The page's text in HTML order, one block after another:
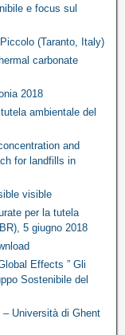
e focus sul
(Taranto, Italy)
carbonate
2018
ambientale del
and
for landfills in
visible
per la tutela
5 giugno 2018
Effects ” Gli
Sostenibile del
Università di Ghent